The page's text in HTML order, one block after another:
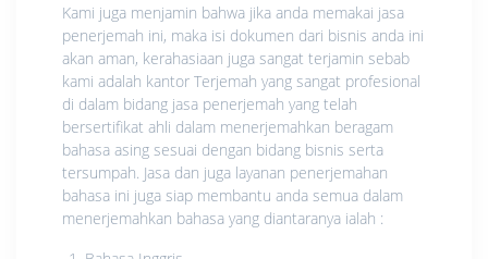
Kami juga menjamin bahwa jika anda memakai jasa
penerjemah ini, maka isi dokumen dari bisnis anda ini
akan aman, kerahasiaan juga sangat terjamin sebab
kami adalah kantor Terjemah yang sangat profesional
di dalam bidang jasa penerjemah yang telah
bersertifikat ahli dalam menerjemahkan beragam
bahasa asing sesuai dengan bidang bisnis serta
tersumpah. Jasa dan juga layanan penerjemahan
bahasa ini juga siap membantu anda semua dalam
menerjemahkan bahasa yang diantaranya ialah :